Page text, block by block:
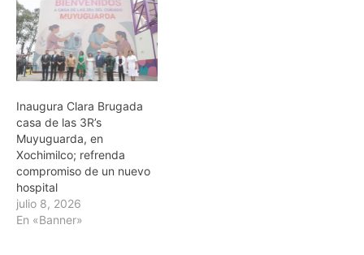
Inaugura Clara Brugada
casa de las 3R’s
Muyuguarda, en
Xochimilco; refrenda
compromiso de un nuevo
hospital
julio 8, 2026
En «Banner»